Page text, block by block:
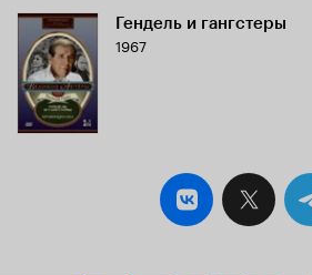
Гендель и гангстеры
1967